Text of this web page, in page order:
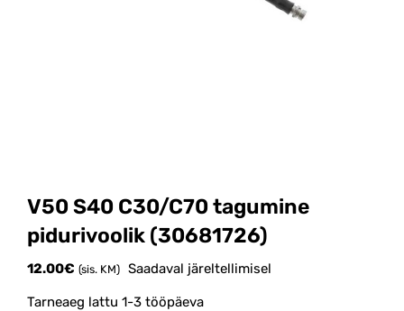
V50 S40 C30/C70 tagumine
pidurivoolik (30681726)
12.00€ (sis. KM) Saadaval järeltellimisel
Tarneaeg lattu 1-3 tööpäeva